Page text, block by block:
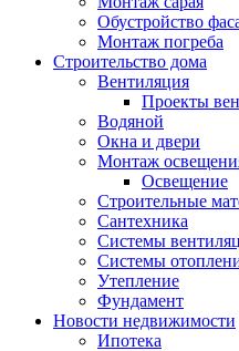
Обустройство
Монтаж погреба
Строительство дома
Вентиляция
Проекты
Водяной
Окна и двери
Монтаж
Освещение
Строительные
Сантехника
Системы
Системы
Утепление
Фундамент
Новости недвижимости
Ипотека